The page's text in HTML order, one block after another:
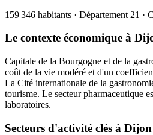
159 346 habitants · Département 21 ·
Le contexte économique à
Capitale de la Bourgogne et de la
coût de la vie modéré et d'un
La Cité internationale de la
tourisme. Le secteur pharmaceutique
laboratoires.
Secteurs d'activité clés à Dijon